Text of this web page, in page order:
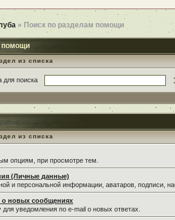
» Поиск по разделам помощи
помощи
из списка
для поиска
из списка
опциям, при просмотре тем.
(Личные данные)
и персональной информации, аватаров, подписи,
о новых сообщениях
для уведомления по e-mail о новых ответах.